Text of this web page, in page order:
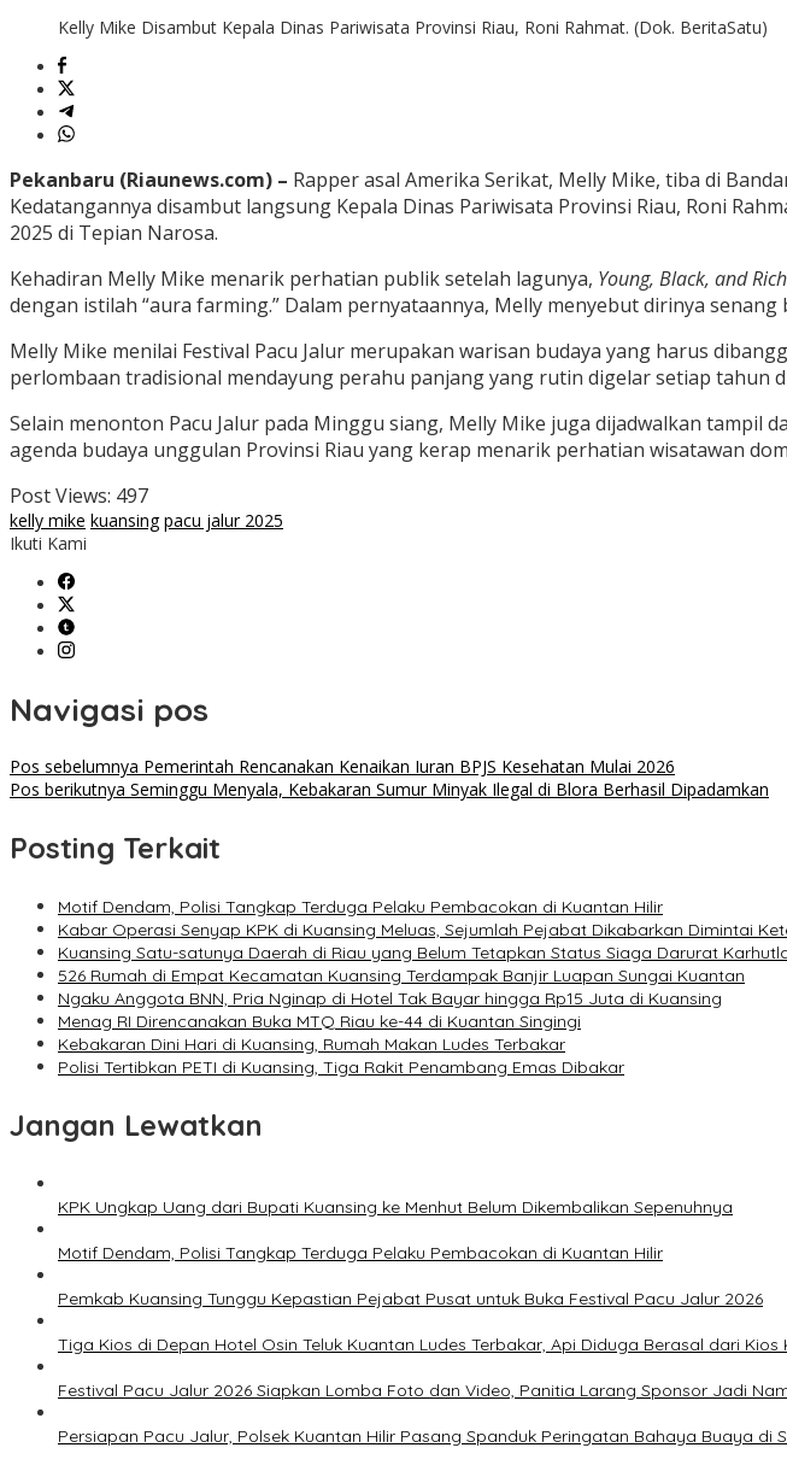
Kelly Mike Disambut Kepala Dinas Pariwisata Provinsi Riau, Roni Rahmat. (Dok. BeritaSatu)
Pekanbaru (Riaunews.com) – Rapper asal Amerika Serikat, Melly Mike, tiba di
Kedatangannya disambut langsung Kepala Dinas Pariwisata Provinsi Riau, Roni
2025 di Tepian Narosa.
Kehadiran Melly Mike menarik perhatian publik setelah lagunya, Young, Black, and Rich
dengan istilah “aura farming.” Dalam pernyataannya, Melly menyebut dirinya
Melly Mike menilai Festival Pacu Jalur merupakan warisan budaya yang harus
perlombaan tradisional mendayung perahu panjang yang rutin digelar setiap tahun
Selain menonton Pacu Jalur pada Minggu siang, Melly Mike juga dijadwalkan tampil
agenda budaya unggulan Provinsi Riau yang kerap menarik perhatian wisatawan
Post Views: 497
kelly mike kuansing pacu jalur 2025
Ikuti Kami
Navigasi pos
Pos sebelumnya Pemerintah Rencanakan Kenaikan Iuran BPJS Kesehatan Mulai 2026
Pos berikutnya Seminggu Menyala, Kebakaran Sumur Minyak Ilegal di Blora Berhasil Dipadamkan
Posting Terkait
Motif Dendam, Polisi Tangkap Terduga Pelaku Pembacokan di Kuantan Hilir
Kabar Operasi Senyap KPK di Kuansing Meluas, Sejumlah Pejabat Dikabarkan Dimintai
Kuansing Satu-satunya Daerah di Riau yang Belum Tetapkan Status Siaga Darurat
526 Rumah di Empat Kecamatan Kuansing Terdampak Banjir Luapan Sungai Kuantan
Ngaku Anggota BNN, Pria Nginap di Hotel Tak Bayar hingga Rp15 Juta di Kuansing
Menag RI Direncanakan Buka MTQ Riau ke-44 di Kuantan Singingi
Kebakaran Dini Hari di Kuansing, Rumah Makan Ludes Terbakar
Polisi Tertibkan PETI di Kuansing, Tiga Rakit Penambang Emas Dibakar
Jangan Lewatkan
KPK Ungkap Uang dari Bupati Kuansing ke Menhut Belum Dikembalikan Sepenuhnya
Motif Dendam, Polisi Tangkap Terduga Pelaku Pembacokan di Kuantan Hilir
Pemkab Kuansing Tunggu Kepastian Pejabat Pusat untuk Buka Festival Pacu Jalur 2026
Tiga Kios di Depan Hotel Osin Teluk Kuantan Ludes Terbakar, Api Diduga Berasal dari Kios
Festival Pacu Jalur 2026 Siapkan Lomba Foto dan Video, Panitia Larang Sponsor Jadi
Persiapan Pacu Jalur, Polsek Kuantan Hilir Pasang Spanduk Peringatan Bahaya Buaya di